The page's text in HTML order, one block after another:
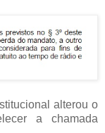
alterou o
a chamada